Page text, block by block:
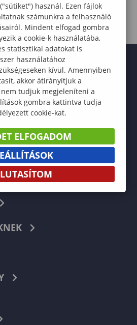
használ. Ezen fájlok
számunkra a felhasználó
Mindent elfogad gombra
a cookie-k használatába,
statisztikai adatokat is
használatához
kívül. Amennyiben
akkor átirányítjuk a
tudjuk megjeleníteni a
gombra kattintva tudja
cookie-kat.
ELFOGADOM